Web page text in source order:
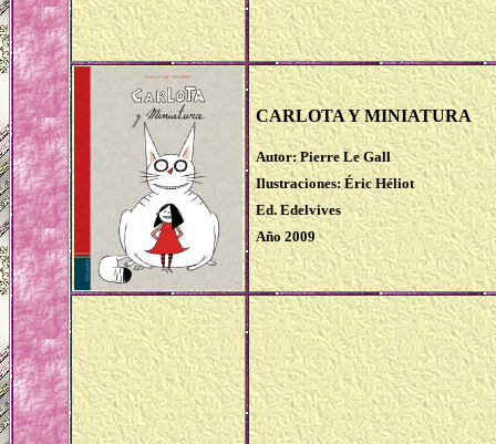
CARLOTA Y MINIATURA
Autor: Pierre Le Gall
Ilustraciones: Éric Héliot
Ed. Edelvives
Año 2009